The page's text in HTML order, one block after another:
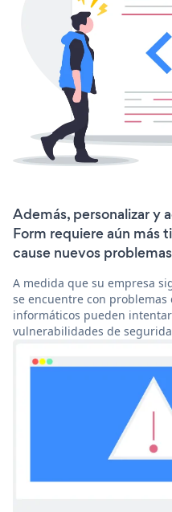
Además, personalizar y
Form requiere aún más
cause nuevos
A medida que su empresa
se encuentre con
informáticos pueden
vulnerabilidades de